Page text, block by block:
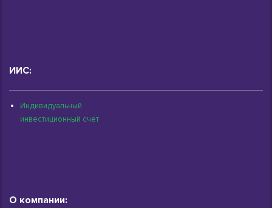
ИИС:
Индивидуальный
инвестиционный счет
О компании: